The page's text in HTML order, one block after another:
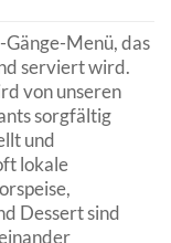
Gänge-Menü, das
serviert wird.
von unseren
sorgfältig
und
lokale
Dessert sind